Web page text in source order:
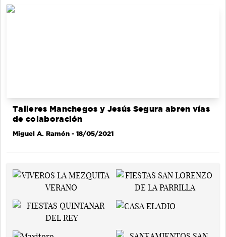
Talleres Manchegos y Jesús Segura abren vías
de colaboración
Miguel A. Ramón - 18/05/2021